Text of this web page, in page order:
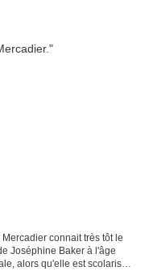
connait très tôt le
Joséphine Baker à l'âge
alors qu'elle est scolarisée